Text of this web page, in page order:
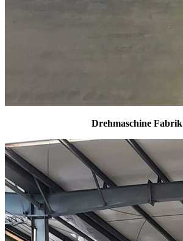
Drehmaschine Fabrik